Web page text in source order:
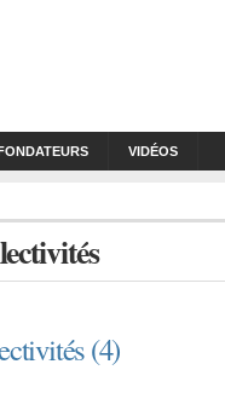
VIDÉOS
(4)